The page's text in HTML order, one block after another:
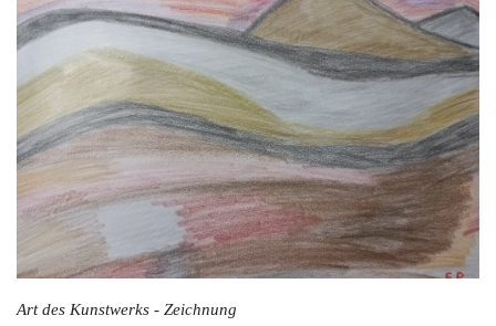
Art des Kunstwerks - Zeichnung